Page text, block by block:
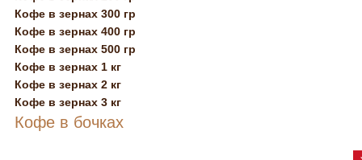
Кофе в зернах 300 гр
Кофе в зернах 400 гр
Кофе в зернах 500 гр
Кофе в зернах 1 кг
Кофе в зернах 2 кг
Кофе в зернах 3 кг
Кофе в бочках